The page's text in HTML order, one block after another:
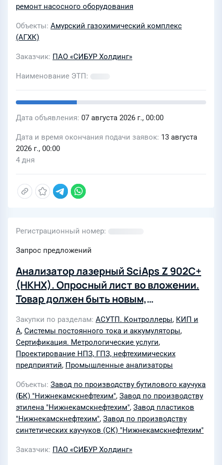
ремонт насосного оборудования
Объекты Амурский газохимический комплекс
(АГХК)
Заказчик ПАО «СИБУР Холдинг»
Наименование ЭТП
Дата объявления 07 августа 2026 г., 00:00
Дата и время окончания подачи заявок 13 августа
2026 г., 00:00
4 дня
Регистрационный номер
Запрос предложений
Анализатор лазерный SciAps Z 902C+
(НКНХ). Опросный лист во вложении.
Товар должен быть новым,
года до передачи товара Покупателю
(аккумуляторы - не старше 1 года).
Обязательно предоставление
разрешительной технической
документации (паспорт, декларация
соответствия ТР ТС). ВАЖНО!!! Папка
"Техническая документация" должна
содержать предложение участника: -
с описанием/ расшифровкой кода
модели; БЕЗ КОММЕРЧЕСКОЙ ЧАСТИ!
Закупки по разделам АСУТП. Контроллеры, КИП и
А, Системы постоянного тока и аккумуляторы,
Сертификация. Метрологические услуги,
Проектирование НПЗ, ГПЗ, нефтехимических
предприятий, Промышленные анализаторы
Объекты Завод по производству бутилового каучука
(БК) "Нижнекамскнефтехим", Завод по производству
этилена "Нижнекамскнефтехим", Завод пластиков
"Нижнекамскнефтехим", Завод по производству
синтетических каучуков (СК) "Нижнекамскнефтехим"
Заказчик ПАО «СИБУР Холдинг»